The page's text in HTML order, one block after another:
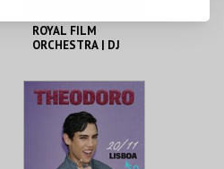
ROYAL FILM
ORCHESTRA | DJ
ORCHESTRA
COLISEU DE LISBOA
MAIS INFO